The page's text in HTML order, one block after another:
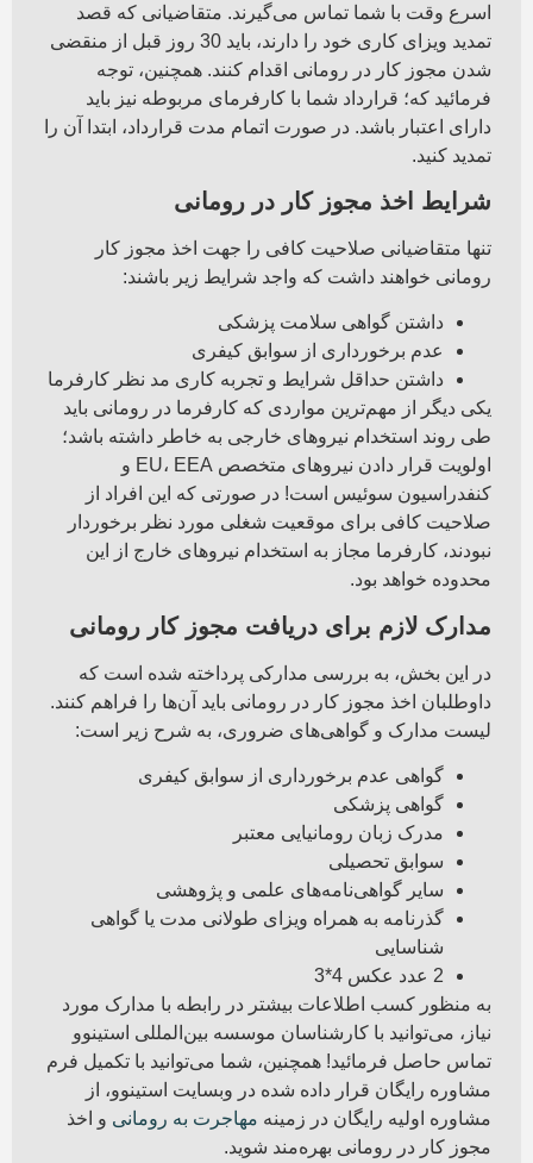
اسرع وقت با شما تماس می‌گیرند. متقاضیانی که قصد
تمدید ویزای کاری خود را دارند، باید 30 روز قبل از منقضی
شدن مجوز کار در رومانی اقدام کنند. همچنین، توجه
فرمائید که؛ قرارداد شما با کارفرمای مربوطه نیز باید
دارای اعتبار باشد. در صورت اتمام مدت قرارداد، ابتدا آن را
تمدید کنید.
شرایط اخذ مجوز کار در رومانی
تنها متقاضیانی صلاحیت کافی را جهت اخذ مجوز کار
رومانی خواهند داشت که واجد شرایط زیر باشند:
داشتن گواهی سلامت پزشکی
عدم برخورداری از سوابق کیفری
داشتن حداقل شرایط و تجربه کاری مد نظر کارفرما
یکی دیگر از مهم‌ترین مواردی که کارفرما در رومانی باید
طی روند استخدام نیروهای خارجی به خاطر داشته باشد؛
اولویت قرار دادن نیروهای متخصص EU، EEA و
کنفدراسیون سوئیس است! در صورتی که این افراد از
صلاحیت کافی برای موقعیت شغلی مورد نظر برخوردار
نبودند، کارفرما مجاز به استخدام نیروهای خارج از این
محدوده خواهد بود.
مدارک لازم برای دریافت مجوز کار رومانی
در این بخش، به بررسی مدارکی پرداخته شده است که
داوطلبان اخذ مجوز کار در رومانی باید آن‌ها را فراهم کنند.
لیست مدارک و گواهی‌های ضروری، به شرح زیر است:
گواهی عدم برخورداری از سوابق کیفری
گواهی پزشکی
مدرک زبان رومانیایی معتبر
سوابق تحصیلی
سایر گواهی‌‌نامه‌های علمی و پژوهشی
گذرنامه به همراه ویزای طولانی مدت یا گواهی
شناسایی
2 عدد عکس 4*3
به منظور کسب اطلاعات بیشتر در رابطه با مدارک مورد
نیاز، می‌توانید با کارشناسان موسسه بین‌المللی استینوو
تماس حاصل فرمائید! همچنین، شما می‌توانید با تکمیل فرم
مشاوره رایگان قرار داده شده در وبسایت استینوو، از
مشاوره اولیه رایگان در زمینه مهاجرت به رومانی و اخذ
مجوز کار در رومانی بهره‌مند شوید.